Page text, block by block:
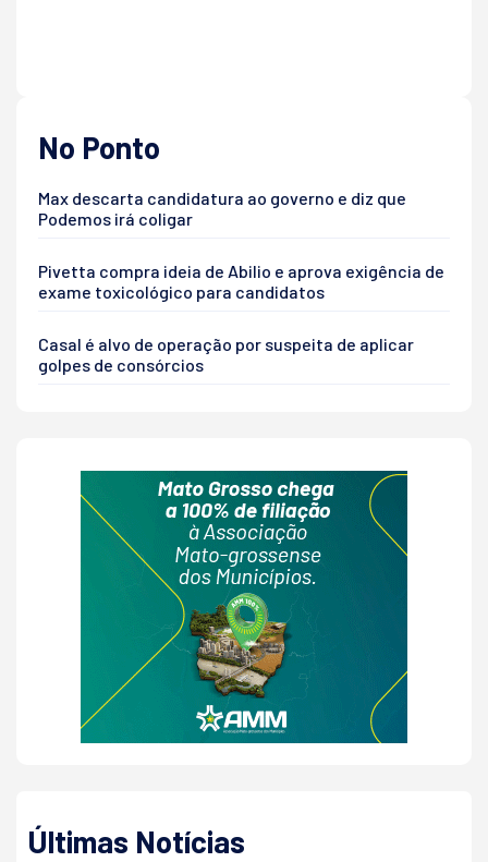
No Ponto
Max descarta candidatura ao governo e diz que
Podemos irá coligar
Pivetta compra ideia de Abilio e aprova exigência de
exame toxicológico para candidatos
Casal é alvo de operação por suspeita de aplicar
golpes de consórcios
Últimas Notícias